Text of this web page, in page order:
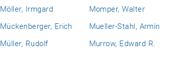
Möller, Irmgard
Momper, Walter
Mückenberger, Erich
Mueller-Stahl, Armin
Müller, Rudolf
Murrow, Edward R.